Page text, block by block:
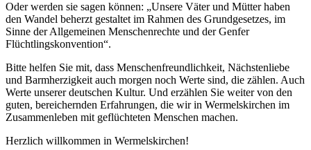
Oder werden sie sagen können: „Unsere Väter und Mütter haben
den Wandel beherzt gestaltet im Rahmen des Grundgesetzes, im
Sinne der Allgemeinen Menschenrechte und der Genfer
Flüchtlingskonvention“.
Bitte helfen Sie mit, dass Menschenfreundlichkeit, Nächstenliebe
und Barmherzigkeit auch morgen noch Werte sind, die zählen. Auch
Werte unserer deutschen Kultur. Und erzählen Sie weiter von den
guten, bereichernden Erfahrungen, die wir in Wermelskirchen im
Zusammenleben mit geflüchteten Menschen machen.
Herzlich willkommen in Wermelskirchen!